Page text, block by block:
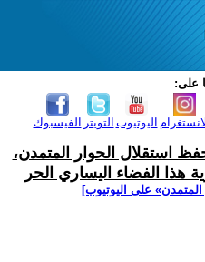
على:
الفيسبوك التويتر اليوتيوب
استقلال الحوار المتمدن،
هذا الفضاء اليساري الحر
على اليوتيوب]